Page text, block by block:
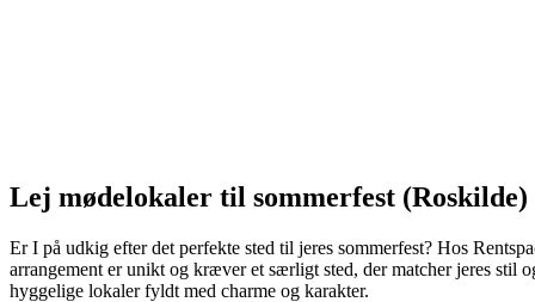
Lej mødelokaler til sommerfest (Roskilde)
Er I på udkig efter det perfekte sted til jeres sommerfest? Hos
arrangement er unikt og kræver et særligt sted, der matcher jeres stil
hyggelige lokaler fyldt med charme og karakter.